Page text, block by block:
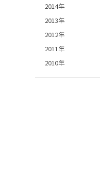
2014年
2013年
2012年
2011年
2010年